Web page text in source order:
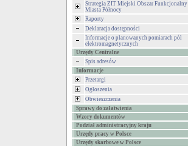
Strategia ZIT Miejski Obszar Funkcjonalny
Miasta Północy
Raporty
Deklaracja dostępności
Informacje o planowanych pomiarach pól
elektromagnetycznych
Urzędy Centralne
Spis adresów
Informacje
Przetargi
Ogłoszenia
Obwieszczenia
Sprawy do załatwienia
Wzory dokumentów
Podział administracyjny kraju
Urzędy pracy w Polsce
Urzędy skarbowe w Polsce